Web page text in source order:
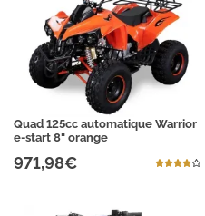
Quad 125cc automatique Warrior
e-start 8" orange
971,98€